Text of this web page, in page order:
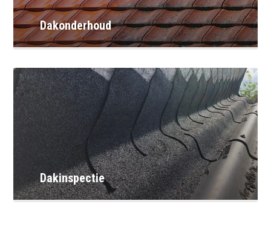
Dakonderhoud
Dakinspectie